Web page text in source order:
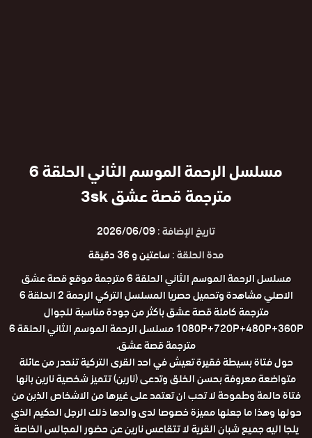
مسلسل الرحمة الموسم الثاني الحلقة 6
مترجمة قصة عشق 3sk
تاريخ الإضافة :2026/06/09
مدة الحلقة :ساعتين و 36 دقيقة
مسلسل الرحمة الموسم الثاني الحلقة 6 مترجمة موقع قصة عشق
الاصلي مشاهدة وتحميل حصريا المسلسل التركي الرحمة 2 الحلقة 6
مترجمة كاملة قصة عشق باكثر من جودة مناسبة للجوال
1080P+720P+480P+360P مسلسل الرحمة الموسم الثاني الحلقة 6
مترجمة قصة عشق.
حول فتاة بسيطة فقيرة تعيش في احد القرى التركية تنحدر من عائلة
متواضعة معروفة بحسن الخلق وتدعى (نارين) تتميز شخصية نارين بانها
فتاة حالمة وطموحة لا تحب ان تعتمد على غيرها من الاشخاص الذين من
حولها وهذا ما جعلها مميزة خصوصا لدى والدها ذلك الرجل الحكيم الذي
يلجا اليه جميع شبان القرية لا تتقاعس نارين عن حضور المجالس الخاصة